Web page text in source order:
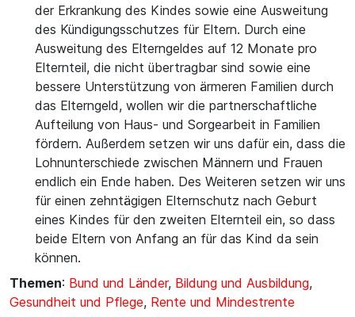
der Erkrankung des Kindes sowie eine Ausweitung
des Kündigungsschutzes für Eltern. Durch eine
Ausweitung des Elterngeldes auf 12 Monate pro
Elternteil, die nicht übertragbar sind sowie eine
bessere Unterstützung von ärmeren Familien durch
das Elterngeld, wollen wir die partnerschaftliche
Aufteilung von Haus- und Sorgearbeit in Familien
fördern. Außerdem setzen wir uns dafür ein, dass die
Lohnunterschiede zwischen Männern und Frauen
endlich ein Ende haben. Des Weiteren setzen wir uns
für einen zehntägigen Elternschutz nach Geburt
eines Kindes für den zweiten Elternteil ein, so dass
beide Eltern von Anfang an für das Kind da sein
können.
Themen: Bund und Länder, Bildung und Ausbildung,
Gesundheit und Pflege, Rente und Mindestrente